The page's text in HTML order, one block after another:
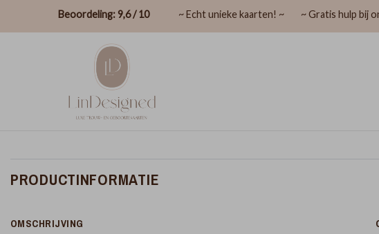
Beoordeling: 9,6 / 10 ~ Echt unieke kaarten! ~ ~ Gratis hulp bij
PRODUCTINFORMATIE
OMSCHRIJVING